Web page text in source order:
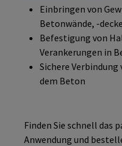
Einbringen von
Betonwände, -
Befestigung von
Verankerungen in
Sichere
dem Beton
Finden Sie schnell das
Anwendung und